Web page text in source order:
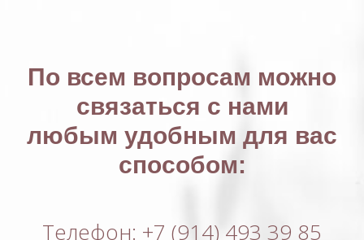
По всем вопросам можно
связаться с нами
любым удобным для вас
способом:
Телефон: +7 (914) 493 39 85